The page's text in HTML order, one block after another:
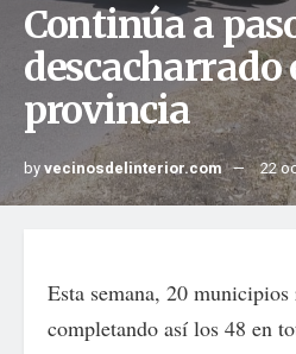
Continúa a
descacharrado
provincia
byvecinosdelinterior.com 22
Esta semana, 20
completando así los 48 en